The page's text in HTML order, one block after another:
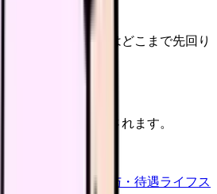
、自院の求人票ではどこまで先回り
管理画面に記録されます。
職場環境給与・待遇ライフス